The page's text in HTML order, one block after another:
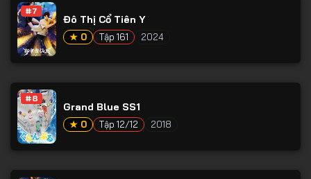
#7
Đô Thị Cổ Tiên Y
★ 0 Tập 161 2024
#8
Grand Blue SS1
★ 0 Tập 12/12 2018